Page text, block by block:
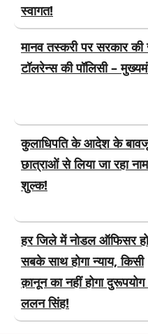
स्वागत!
मानव तस्करी पर सरकार की
टॉलरेन्स की पॉलिसी –
कुलाधिपति के आदेश के
छात्राओं से लिया जा रहा
शुल्क!
हर जिले में नोडल ऑफिसर
सबके साथ होगा न्याय, किसी
क़ानून का नहीं होगा
ललन सिंह!